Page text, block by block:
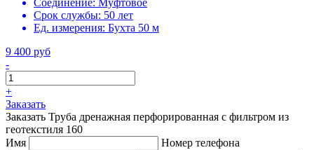
Соединение: Муфтовое
Срок службы: 50 лет
Ед. измерения: Бухта 50 м
9 400 руб
-
+
Заказать
Заказать Труба дренажная перфорированная с фильтром из
геотекстиля 160
Имя
Номер телефона